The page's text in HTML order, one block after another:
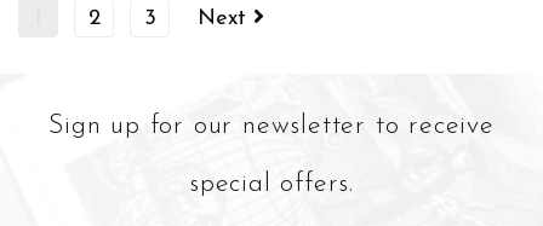
2 3 Next
Sign up for our newsletter to receive
special offers.